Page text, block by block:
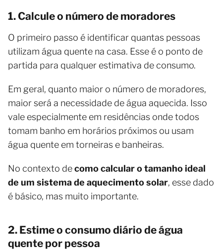
1. Calcule o número de moradores
O primeiro passo é identificar quantas pessoas
utilizam água quente na casa. Esse é o ponto de
partida para qualquer estimativa de consumo.
Em geral, quanto maior o número de moradores,
maior será a necessidade de água aquecida. Isso
vale especialmente em residências onde todos
tomam banho em horários próximos ou usam
água quente em torneiras e banheiras.
No contexto decomo calcular o tamanho ideal
de um sistema de aquecimento solar, esse dado
é básico, mas muito importante.
2. Estime o consumo diário de água
quente por pessoa